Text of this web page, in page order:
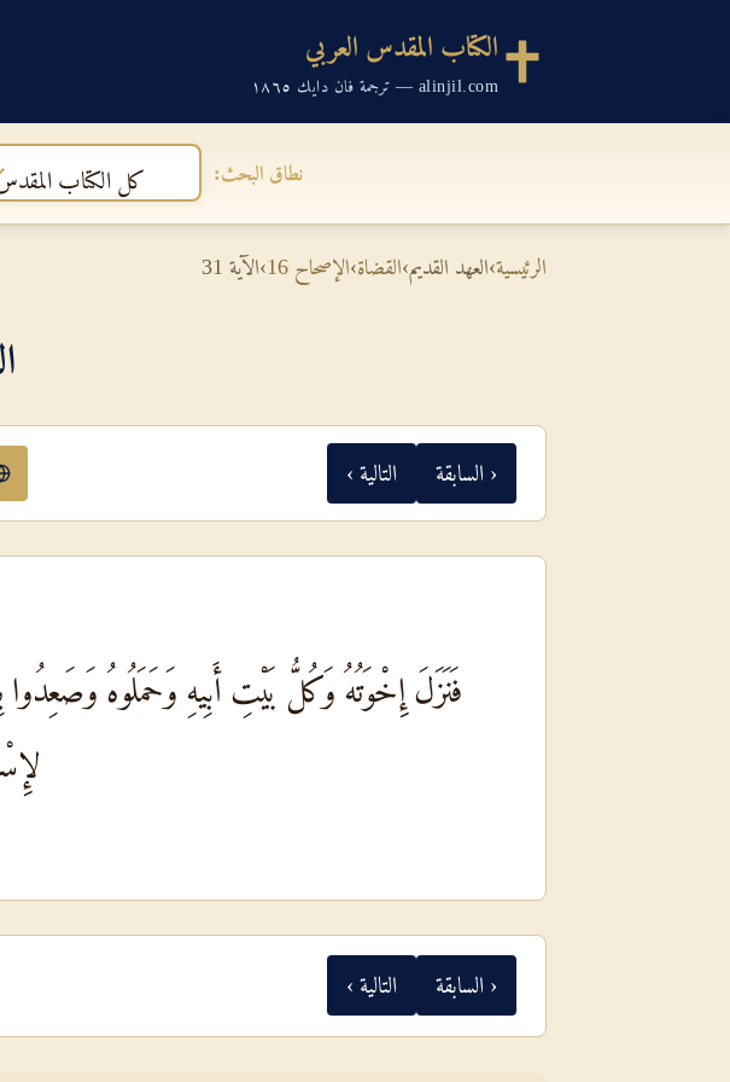
الكتاب المقدس العربي
alinjil.com — ترجمة فان دايك ١٨٦٥
نطاق البحث: كل الكتاب
الرئيسية›العهد القديم›القضاة›الإصحاح 16 ›الآية 31
‹ السابقة التالية ›
فَنَزَلَ إِخْوَتُهُ وَكُلُّ بَيْتِ أَبِيهِ وَحَمَلُوهُ
‹ السابقة التالية ›